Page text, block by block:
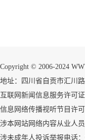
Copyright © 2006-2024
地址：四川省自贡市汇川路
互联网新闻信息服务许可
信息网络传播视听节目许
涉本网站网络内容从业人
涉未成年人投诉举报电话：